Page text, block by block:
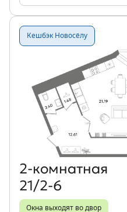
Кешбэк Новосёлу
2‑комнатная
21/2-6
Окна выходят во двор